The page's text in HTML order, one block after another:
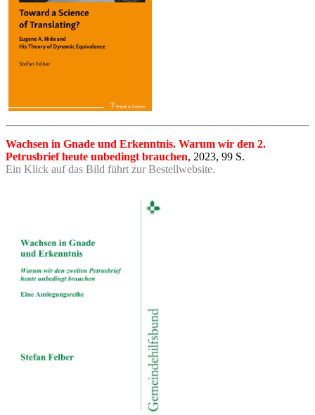
Wachsen in Gnade und Erkenntnis. Warum wir den 2.
Petrusbrief heute unbedingt brauchen, 2023, 99 S.
Ein Klick auf das Bild führt zur Bestellwebsite.